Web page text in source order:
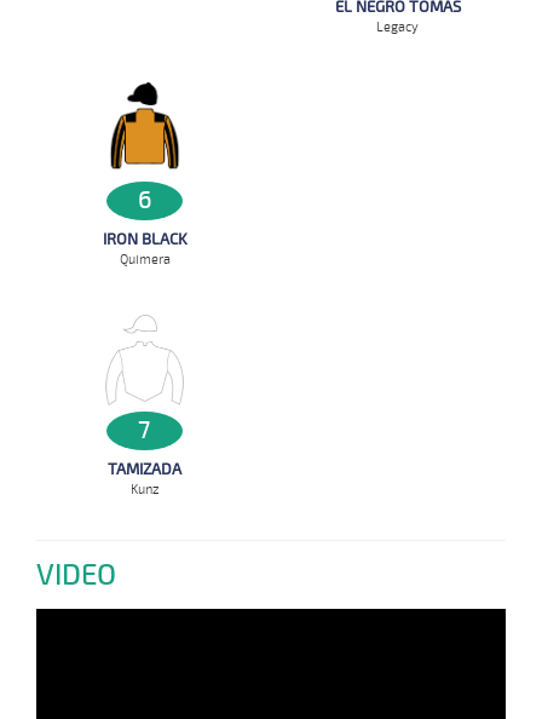
EL NEGRO TOMAS
Legacy
6
IRON BLACK
Quimera
7
TAMIZADA
Kunz
VIDEO